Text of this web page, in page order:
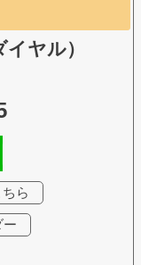
ヤル）
ら
ー